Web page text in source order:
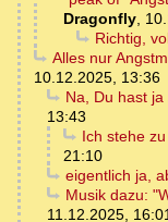
Dragonfly,
Richtig,
Alles nur
10.12.2025, 13:36
Na, Du hast
13:43
Ich stehe
21:10
eigentlich ja,
Musik dazu:
11.12.2025,